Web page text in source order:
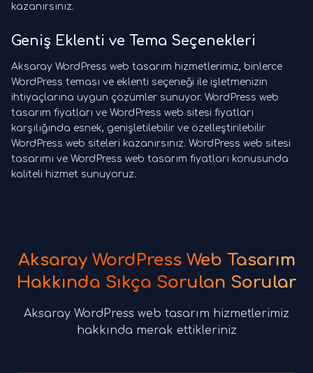
kazanırsınız.
Geniş Eklenti ve Tema Seçenekleri
Aksaray WordPress web tasarım hizmetlerimiz, binlerce
WordPress teması ve eklenti seçeneği ile işletmenizin
ihtiyaçlarına uygun çözümler sunuyor. WordPress web
tasarım fiyatları ve WordPress web sitesi fiyatları
karşılığında esnek, genişletilebilir ve özelleştirilebilir
WordPress web siteleri kazanırsınız. WordPress web sitesi
tasarımı ve WordPress web tasarım fiyatları konusunda
kaliteli hizmet sunuyoruz.
Aksaray WordPress Web Tasarım
Hakkında Sıkça Sorulan Sorular
Aksaray WordPress web tasarım hizmetlerimiz
hakkında merak ettikleriniz